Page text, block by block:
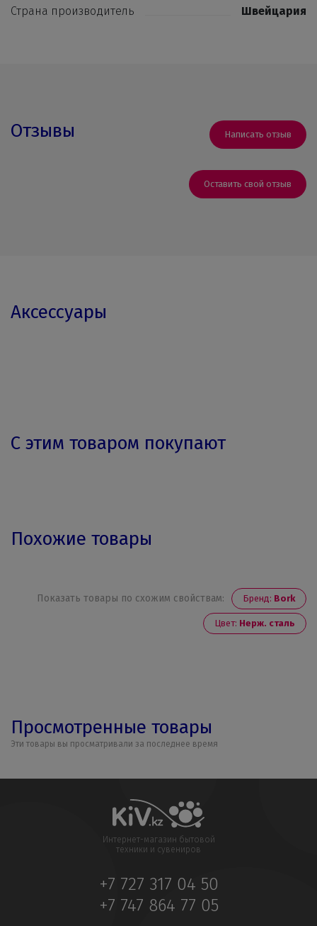
Страна производитель Швейцария
Отзывы Написать отзыв
Оставить свой отзыв
Аксессуары
С этим товаром покупают
Похожие товары
Показать товары по схожим свойствам: Бренд: Bork
Цвет: Нерж. сталь
Просмотренные товары
Эти товары вы просматривали за последнее время
Интернет-магазин бытовой
техники и сувениров
+7 727 317 04 50
+7 747 864 77 05